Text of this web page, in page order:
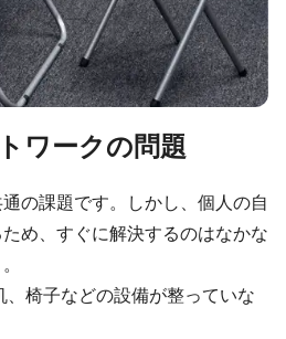
ワークの問題
の課題です。しかし、個人の自
め、すぐに解決するのはなかな
、椅子などの設備が整っていな